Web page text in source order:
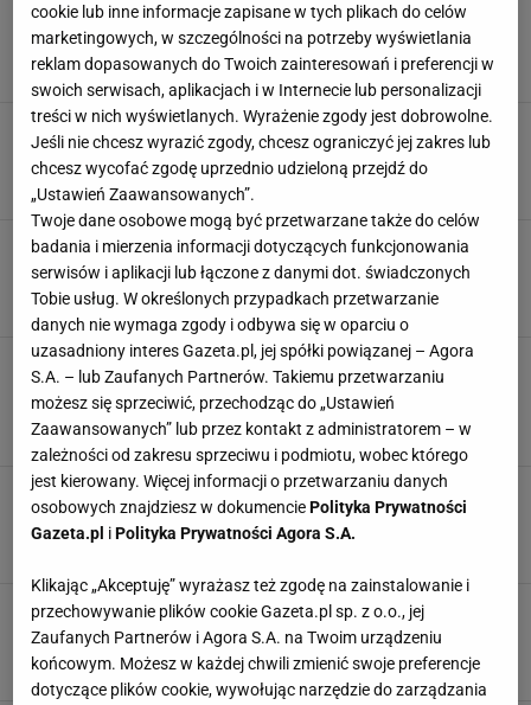
Wymazali z Google Maps część Warszawy. Nie
chcą, by ktoś zobaczył ich siedzibę
GOOGLE MAPS MAPY GOOGLE NEWS STOLICA
Nowy symbol w Mapach Google. Może pomóc
kierowcom. Chroni przed mandatami
APLIKACJE GOOGLE MAPS KIEROWCY MANDATY
Mieszkają na samym środku ronda. Przez
samochody są "odcięci" od świata
CIEKAWOSTKI DOM GOOGLE MAPS MIESZKANIE
Google Maps zaskoczyło użytkowników nową
aktualizacją. Zmiana rzuca się w oczy już po
otwarciu
AKTUALIZACJE APLIKACJE GOOGLE GOOGLE MAPS
Przeglądał Google Maps. Odkrył tajemniczy
"pas startowy" w samym środku gęstej dżungli
APLIKACJE CIEKAWOSTKI GOOGLE MAPS
Polscy kierowcy rezygnują z Google Maps. Wolą
inną nawigację. Wszystko przez jedną zmianę
GOOGLE MAPS NAWIGACJA SAMOCHODOWA PODRÓŻE POLSKA
cookie lub inne informacje zapisane w tych plikach do celów
marketingowych, w szczególności na potrzeby wyświetlania
reklam dopasowanych do Twoich zainteresowań i preferencji w
swoich serwisach, aplikacjach i w Internecie lub personalizacji
treści w nich wyświetlanych. Wyrażenie zgody jest dobrowolne.
Jeśli nie chcesz wyrazić zgody, chcesz ograniczyć jej zakres lub
chcesz wycofać zgodę uprzednio udzieloną przejdź do
„Ustawień Zaawansowanych”.
Twoje dane osobowe mogą być przetwarzane także do celów
badania i mierzenia informacji dotyczących funkcjonowania
serwisów i aplikacji lub łączone z danymi dot. świadczonych
Tobie usług. W określonych przypadkach przetwarzanie
danych nie wymaga zgody i odbywa się w oparciu o
uzasadniony interes Gazeta.pl, jej spółki powiązanej – Agora
S.A. – lub Zaufanych Partnerów. Takiemu przetwarzaniu
możesz się sprzeciwić, przechodząc do „Ustawień
Zaawansowanych” lub przez kontakt z administratorem – w
zależności od zakresu sprzeciwu i podmiotu, wobec którego
jest kierowany. Więcej informacji o przetwarzaniu danych
osobowych znajdziesz w dokumencie Polityka Prywatności
Gazeta.pl i Polityka Prywatności Agora S.A.
Klikając „Akceptuję” wyrażasz też zgodę na zainstalowanie i
przechowywanie plików cookie Gazeta.pl sp. z o.o., jej
Zaufanych Partnerów i Agora S.A. na Twoim urządzeniu
końcowym. Możesz w każdej chwili zmienić swoje preferencje
dotyczące plików cookie, wywołując narzędzie do zarządzania